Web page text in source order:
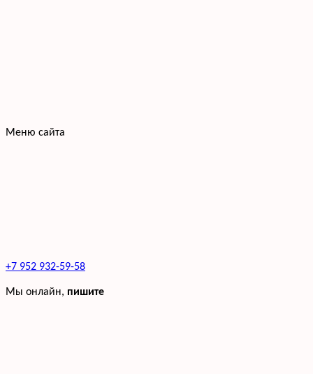
Меню сайта
+7 952 932-59-58
Мы онлайн, пишите